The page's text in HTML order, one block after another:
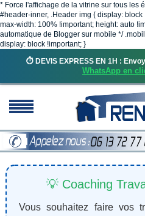
* Force l'affichage de la vitrine sur tous les
#header-inner, .Header img { display:
max-width: 100% !important; height: auto
automatique de Blogger sur mobile */
display: block !important; }
⏱️ DEVIS EXPRESS EN 1H :
WhatsApp en
💡 Coaching
Vous souhaitez faire vos